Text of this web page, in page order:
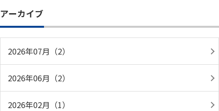
アーカイブ
2026年07月（2）
2026年06月（2）
2026年02月（1）